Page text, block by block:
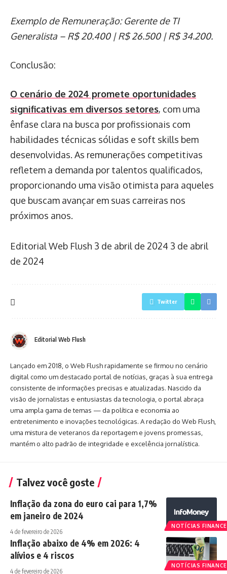
Exemplo de Remuneração: Gerente de TI
Generalista – R$ 20.400 | R$ 26.500 | R$ 34.200.
Conclusão:
O cenário de 2024 promete oportunidades
significativas em diversos setores, com uma
ênfase clara na busca por profissionais com
habilidades técnicas sólidas e soft skills bem
desenvolvidas. As remunerações competitivas
refletem a demanda por talentos qualificados,
proporcionando uma visão otimista para aqueles
que buscam avançar em suas carreiras nos
próximos anos.
Editorial Web Flush 3 de abril de 2024 3 de abril
de 2024
Twitter
Editorial Web Flush
Lançado em 2018, o Web Flush rapidamente se firmou no cenário
digital como um destacado portal de notícias, graças à sua entrega
consistente de informações precisas e atualizadas. Nascido da
visão de jornalistas e entusiastas da tecnologia, o portal abraça
uma ampla gama de temas — da política e economia ao
entretenimento e inovações tecnológicas. A redação do Web Flush,
uma mistura de veteranos da reportagem e jovens promessas,
mantém o alto padrão de integridade e excelência jornalística.
Talvez você goste
NOTÍCIAS
Inflação da zona do euro cai para 1,7%
em janeiro de 2024
4 de fevereiro de 2026
NOTÍCIAS
Inflação abaixo de 4% em 2026: 4
alívios e 4 riscos
4 de fevereiro de 2026